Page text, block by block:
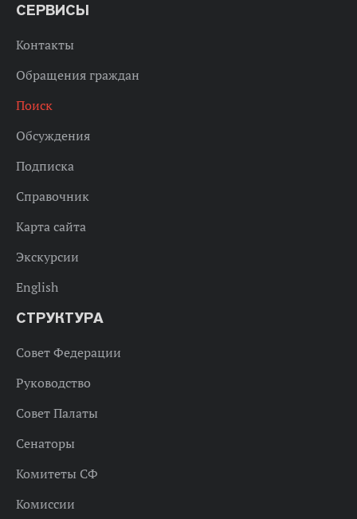
СЕРВИСЫ
Контакты
Обращения граждан
Поиск
Обсуждения
Подписка
Справочник
Карта сайта
Экскурсии
English
СТРУКТУРА
Совет Федерации
Руководство
Совет Палаты
Сенаторы
Комитеты СФ
Комиссии